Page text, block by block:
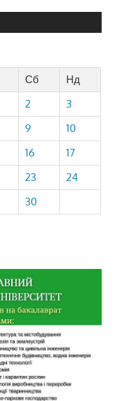
Сб
Нд
2
3
9
10
16
17
23
24
30